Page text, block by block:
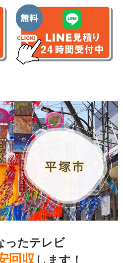
ったテレビ
回収します！